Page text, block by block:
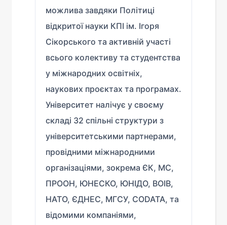
можлива завдяки Політиці
відкритої науки КПІ ім. Ігоря
Сікорського та активній участі
всього колективу та студентства
у міжнародних освітніх,
наукових проєктах та програмах.
Університет налічує у своєму
складі 32 спільні структури з
університетськими партнерами,
провідними міжнародними
організаціями, зокрема ЄК, МС,
ПРООН, ЮНЕСКО, ЮНІДО, ВОІВ,
НАТО, ЄДНЕС, МГСУ, CODATA, та
відомими компаніями,